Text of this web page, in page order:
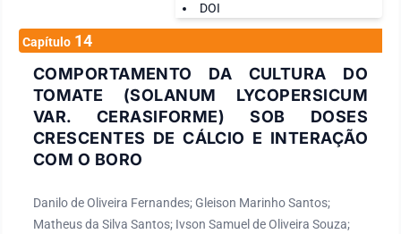
DOI
Capítulo 14
COMPORTAMENTO DA CULTURA DO
TOMATE (SOLANUM LYCOPERSICUM
VAR. CERASIFORME) SOB DOSES
CRESCENTES DE CÁLCIO E INTERAÇÃO
COM O BORO
Danilo de Oliveira Fernandes; Gleison Marinho Santos;
Matheus da Silva Santos; Ivson Samuel de Oliveira Souza;